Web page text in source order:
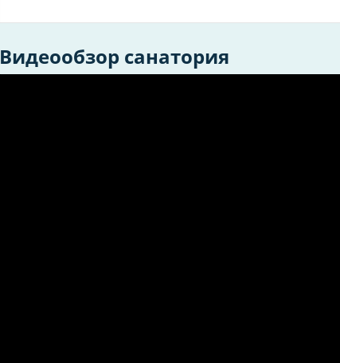
Видеообзор санатория